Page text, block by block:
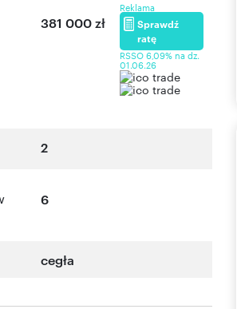
381 000 zł
Reklama
Sprawdź
ratę
RSSO 6,09% na dz.
01.06.26
2
6
cegła